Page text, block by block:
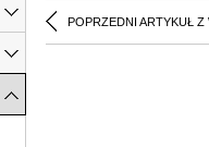
POPRZEDNI ARTYKUŁ Z